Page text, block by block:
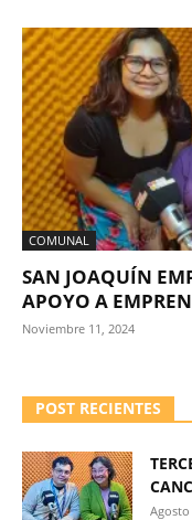
COMUNAL
SAN JOAQUÍN
APOYO A
Noviembre 11, 2024
POST RECIENTES
Agosto